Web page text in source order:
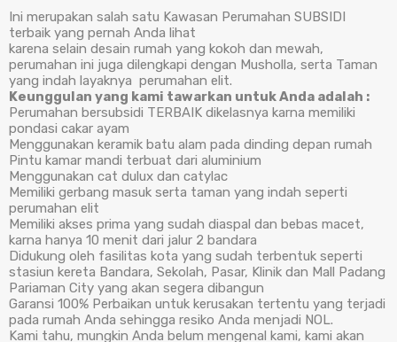
Ini merupakan salah satu Kawasan Perumahan SUBSIDI
terbaik yang pernah Anda lihat
karena selain desain rumah yang kokoh dan mewah,
perumahan ini juga dilengkapi dengan Musholla, serta Taman
yang indah layaknya perumahan elit.
Keunggulan yang kami tawarkan untuk Anda adalah :
Perumahan bersubsidi TERBAIK dikelasnya karna memiliki
pondasi cakar ayam
Menggunakan keramik batu alam pada dinding depan rumah
Pintu kamar mandi terbuat dari aluminium
Menggunakan cat dulux dan catylac
Memiliki gerbang masuk serta taman yang indah seperti
perumahan elit
Memiliki akses prima yang sudah diaspal dan bebas macet,
karna hanya 10 menit dari jalur 2 bandara
Didukung oleh fasilitas kota yang sudah terbentuk seperti
stasiun kereta Bandara, Sekolah, Pasar, Klinik dan Mall Padang
Pariaman City yang akan segera dibangun
Garansi 100% Perbaikan untuk kerusakan tertentu yang terjadi
pada rumah Anda sehingga resiko Anda menjadi NOL.
Kami tahu, mungkin Anda belum mengenal kami, kami akan